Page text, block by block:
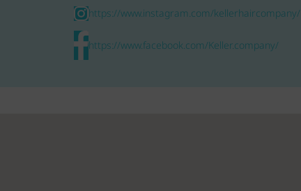
https://www.instagram.com/kellerhaircompany/
https://www.facebook.com/Keller.company/